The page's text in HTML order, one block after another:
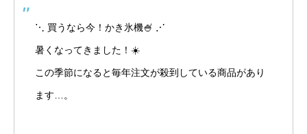
⋱ 買うなら今！かき氷機🍧 ⋰
暑くなってきました！☀️
この季節になると毎年注文が殺到している商品があり
ます…。